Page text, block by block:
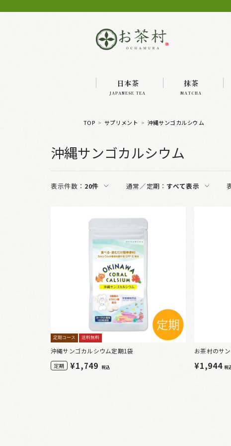
日本茶
JAPANESE TEA
抹茶
MATCHA
TOP サプリメント 沖縄サンゴカルシウム
沖縄サンゴカルシウム
表示件数： 20件 通常／定期： すべて表示
定期コース 送料無料
沖縄サンゴカルシウム定期1袋
定期 ¥1,749 税込
お茶村のサ
¥1,944税